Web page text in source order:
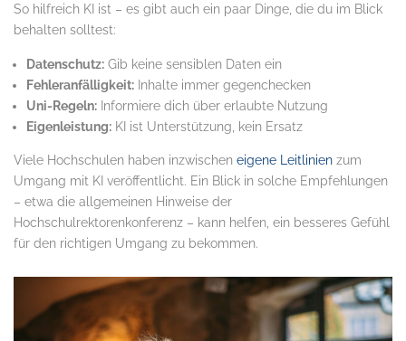
So hilfreich KI ist – es gibt auch ein paar Dinge, die du im Blick
behalten solltest:
Datenschutz: Gib keine sensiblen Daten ein
Fehleranfälligkeit: Inhalte immer gegenchecken
Uni-Regeln: Informiere dich über erlaubte Nutzung
Eigenleistung: KI ist Unterstützung, kein Ersatz
Viele Hochschulen haben inzwischen eigene Leitlinien zum
Umgang mit KI veröffentlicht. Ein Blick in solche Empfehlungen
– etwa die allgemeinen Hinweise der
Hochschulrektorenkonferenz – kann helfen, ein besseres Gefühl
für den richtigen Umgang zu bekommen.